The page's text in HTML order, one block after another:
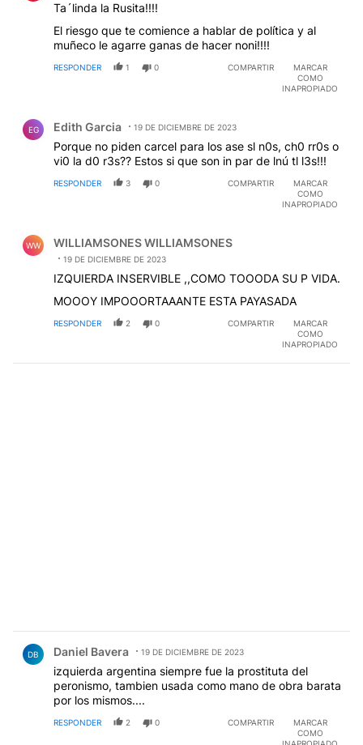
Ta´linda la Rusita!!!!
El riesgo que te comience a hablar de política y al
muñeco le agarre ganas de hacer noni!!!!
RESPONDER 1 0 COMPARTIR
MARCAR
COMO
INAPROPIADO
EG Edith Garcia 19 DE DICIEMBRE DE 2023
Porque no piden carcel para los ase sl n0s, ch0 rr0s o
vi0 la d0 r3s?? Estos si que son in par de lnú tl l3s!!!
RESPONDER 3 0 COMPARTIR
MARCAR
COMO
INAPROPIADO
WW WILLIAMSONES WILLIAMSONES
19 DE DICIEMBRE DE 2023
IZQUIERDA INSERVIBLE ,,COMO TOOODA SU P VIDA.
MOOOY IMPOOORTAAANTE ESTA PAYASADA
RESPONDER 2 0 COMPARTIR
MARCAR
COMO
INAPROPIADO
DB Daniel Bavera 19 DE DICIEMBRE DE 2023
izquierda argentina siempre fue la prostituta del
peronismo, tambien usada como mano de obra barata
por los mismos....
RESPONDER 2 0 COMPARTIR
MARCAR
COMO